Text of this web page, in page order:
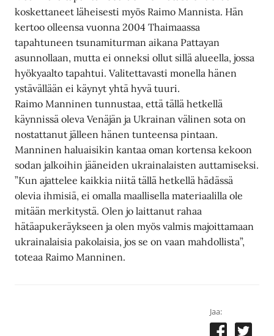
koskettaneet läheisesti myös Raimo Mannista. Hän
kertoo olleensa vuonna 2004 Thaimaassa
tapahtuneen tsunamiturman aikana Pattayan
asunnollaan, mutta ei onneksi ollut sillä alueella, jossa
hyökyaalto tapahtui. Valitettavasti monella hänen
ystävällään ei käynyt yhtä hyvä tuuri.
Raimo Manninen tunnustaa, että tällä hetkellä
käynnissä oleva Venäjän ja Ukrainan välinen sota on
nostattanut jälleen hänen tunteensa pintaan.
Manninen haluaisikin kantaa oman kortensa kekoon
sodan jalkoihin jääneiden ukrainalaisten auttamiseksi.
”Kun ajattelee kaikkia niitä tällä hetkellä hädässä
olevia ihmisiä, ei omalla maallisella materiaalilla ole
mitään merkitystä. Olen jo laittanut rahaa
hätäapukeräykseen ja olen myös valmis majoittamaan
ukrainalaisia pakolaisia, jos se on vaan mahdollista”,
toteaa Raimo Manninen.
Jaa: